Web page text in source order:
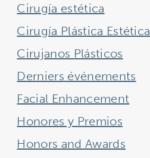
Cirugía estética
Cirugía Plástica Estética
Cirujanos Plásticos
Derniers événements
Facial Enhancement
Honores y Premios
Honors and Awards